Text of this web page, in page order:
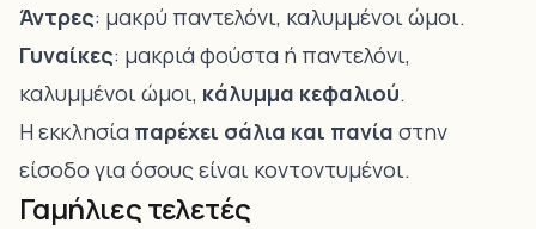
Άντρες: μακρύ παντελόνι, καλυμμένοι ώμοι.
Γυναίκες: μακριά φούστα ή παντελόνι,
καλυμμένοι ώμοι, κάλυμμα κεφαλιού.
Η εκκλησία παρέχει σάλια και πανία στην
είσοδο για όσους είναι κοντοντυμένοι.
Γαμήλιες τελετές